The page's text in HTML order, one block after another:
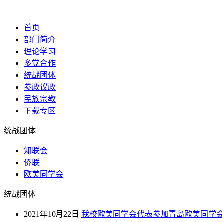
首页
部门简介
理论学习
多党合作
统战团体
参政议政
民族宗教
下载专区
统战团体
知联会
侨联
欧美同学会
统战团体
2021年10月22日 我校欧美同学会代表参加青岛欧美同学